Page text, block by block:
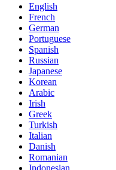
English
French
German
Portuguese
Spanish
Russian
Japanese
Korean
Arabic
Irish
Greek
Turkish
Italian
Danish
Romanian
Indonesian